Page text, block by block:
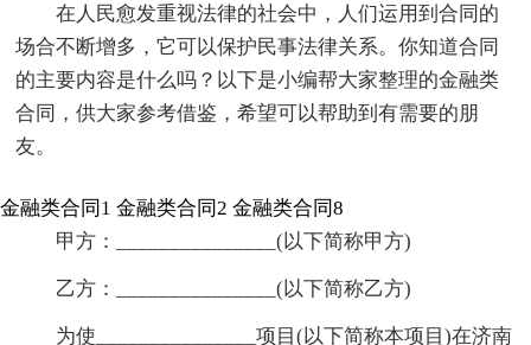
在人民愈发重视法律的社会中，人们运用到合同的
场合不断增多，它可以保护民事法律关系。你知道合同
的主要内容是什么吗？以下是小编帮大家整理的金融类
合同，供大家参考借鉴，希望可以帮助到有需要的朋
友。
金融类合同1
甲方：_______________(以下简称甲方)
乙方：_______________(以下简称乙方)
为使_______________项目(以下简称本项目)在济南
金融类合同2 金融类合同8